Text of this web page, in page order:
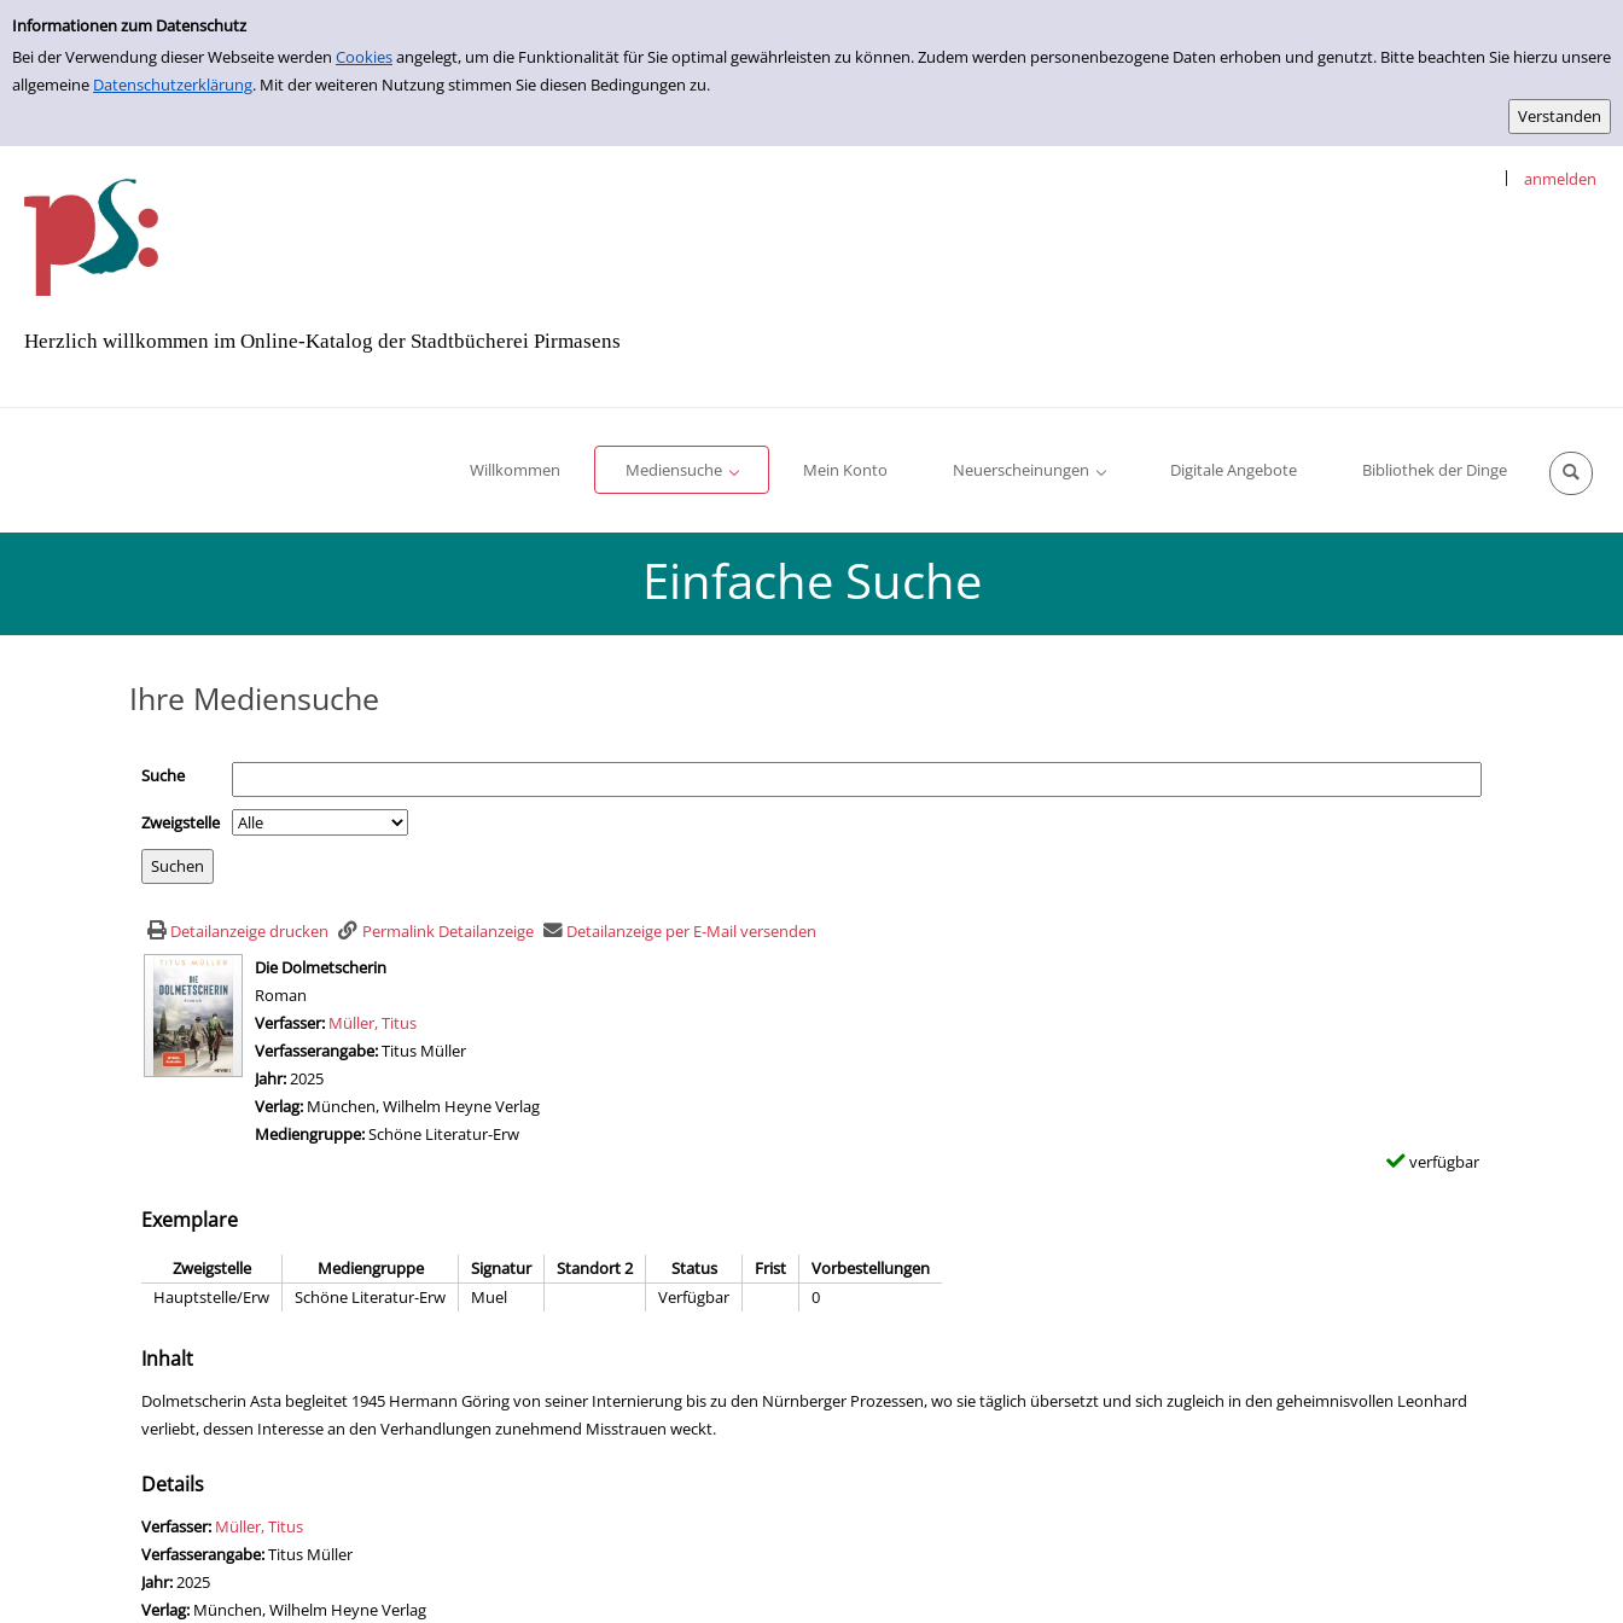
Einfache Suche
Informationen zum Datenschutz
Bei der Verwendung dieser Webseite werden Cookiesangelegt, um die Funktionalität für Sie optimal gewährleisten zu können. Zudem werden personenbezogene Daten erhoben und genutzt. Bitte beachten Sie hierzu unsere
allgemeine Datenschutzerklärung. Mit der weiteren Nutzung stimmen Sie diesen Bedingungen zu.
Zur Detailanzeige springen
Herzlich willkommen im Online-Katalog der Stadtbücherei Pirmasens
| anmelden
Willkommen
Mediensuche
Mein Konto
Neuerscheinungen
Digitale Angebote Bibliothek der Dinge
Einfache Suche
Ihre Mediensuche
Suche
Zweigstelle
Detailanzeige drucken Permalink Detailanzeige
Detailanzeige per E-Mail versenden
wird in neuem Tab geöffnet
Die Dolmetscherin
Roman
Verfasser: Suche nach diesem Verfasser
Müller, Titus
Verfasserangabe:Titus Müller
Jahr:2025
Verlag: München, Wilhelm Heyne Verlag
Mediengruppe:Schöne Literatur-Erw
verfügbar
Exemplare
Zweigstelle Mediengruppe Signatur Standort 2 Status Frist
Vorbestellungen
Hauptstelle/Erw
Schöne Literatur-Erw Muel Verfügbar 0
Inhalt
Dolmetscherin Asta begleitet 1945 Hermann Göring von seiner Internierung bis zu den Nürnberger Prozessen, wo sie täglich übersetzt und sich zugleich in den geheimnisvollen Leonhard
verliebt, dessen Interesse an den Verhandlungen zunehmend Misstrauen weckt.
Details
Verfasser: Suche nach diesem Verfasser
Müller, Titus
Verfasserangabe:Titus Müller
Jahr:2025
Verlag: München, Wilhelm Heyne Verlag